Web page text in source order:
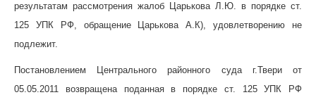
результатам рассмотрения жалоб Царькова Л.Ю. в порядке ст.
125 УПК РФ, обращение Царькова А.К), удовлетворению не
подлежит.
Постановлением Центрального районного суда г.Твери от
05.05.2011 возвращена поданная в порядке ст. 125 УПК РФ